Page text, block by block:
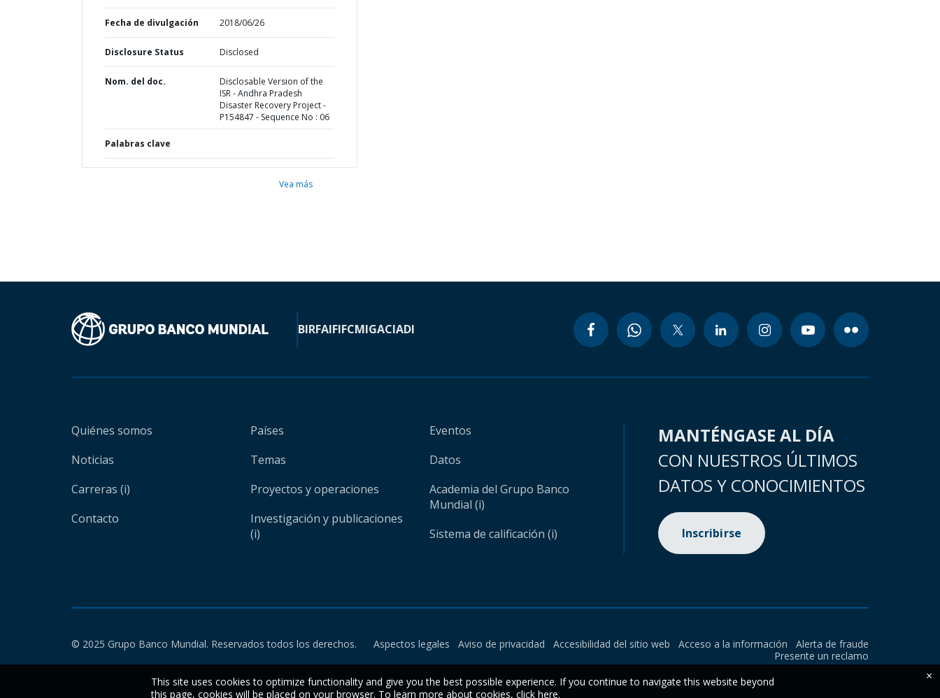
Fecha de divulgación 2018/06/26
Disclosure Status Disclosed
Nom. del doc.
Disclosable Version of the
ISR - Andhra Pradesh
Disaster Recovery Project -
P154847 - Sequence No : 06
Palabras clave
Vea más
BIRFAIFIFCMIGACIADI
Quiénes somos
Noticias
Carreras (i)
Contacto
Países
Temas
Proyectos y operaciones
Investigación y publicaciones
(i)
Eventos
Datos
Academia del Grupo Banco
Mundial (i)
Sistema de calificación (i)
MANTÉNGASE AL DÍA
CON NUESTROS ÚLTIMOS
DATOS Y CONOCIMIENTOS
Inscribirse
© 2025 Grupo Banco Mundial. Reservados todos los derechos. Aspectos legales Aviso de privacidad Accesibilidad del sitio web Acceso a la información
Alerta de fraude
Presente un reclamo
This site uses cookies to optimize functionality and give you the best possible experience. If you continue to navigate this website beyond
this page, cookies will be placed on your browser. To learn more about cookies, click here.
×